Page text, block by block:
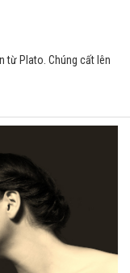
từ Plato. Chúng cất lên